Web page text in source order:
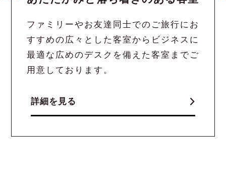
ファミリーやお友達同士でのご旅行にお
すすめの広々とした客室からビジネスに
最適な広めのデスクを備えた客室までご
用意しております。
詳細を見る